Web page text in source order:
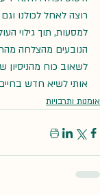
רוצה לאחל לכולנו
למסעות, תוך גילוי
הנובעים מהצלחה
לשאוב כוח מהניסיון
אותי לשיא חדש
אומנות ותרבויות